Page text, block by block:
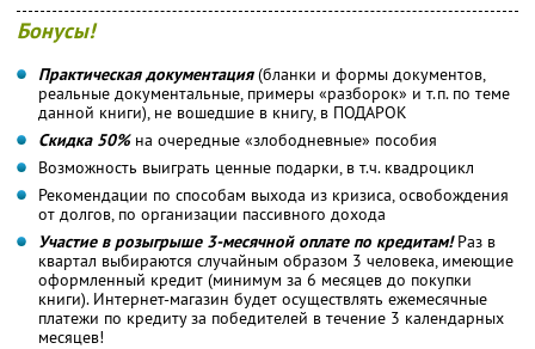
Бонусы!
Практическая документация(бланки и формы документов,
реальные документальные, примеры «разборок» и т.п. по теме
данной книги), не вошедшие в книгу, в ПОДАРОК
Скидка 50%на очередные «злободневные» пособия
Возможность выиграть ценные подарки, в т.ч. квадроцикл
Рекомендации по способам выхода из кризиса, освобождения
от долгов, по организации пассивного дохода
Участие в розыгрыше 3-месячной оплате по кредитам!Раз в
квартал выбираются случайным образом 3 человека, имеющие
оформленный кредит (минимум за 6 месяцев до покупки
книги). Интернет-магазин будет осуществлять ежемесячные
платежи по кредиту за победителей в течение 3 календарных
месяцев!